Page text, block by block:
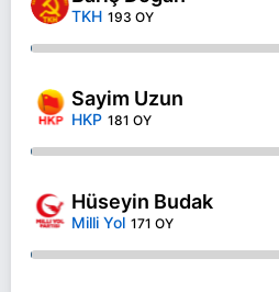
TKH 193 OY
Sayim Uzun
HKP 181 OY
Hüseyin Budak
Milli Yol 171 OY